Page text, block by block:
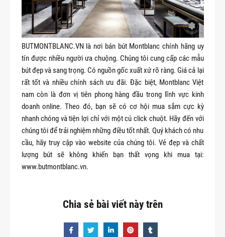
BUTMONTBLANC.VN là nơi bán bút Montblanc chính hãng uy
tín được nhiều người ưa chuộng. Chúng tôi cung cấp các mẫu
bút đẹp và sang trọng. Có nguồn gốc xuất xứ rõ ràng. Giá cả lại
rất tốt và nhiều chính sách ưu đãi. Đặc biệt, Montblanc Việt
nam còn là đơn vị tiên phong hàng đầu trong lĩnh vực kinh
doanh online. Theo đó, bạn sẽ có cơ hội mua sắm cực kỳ
nhanh chóng và tiện lợi chỉ với một cú click chuột. Hãy đến với
chúng tôi để trải nghiệm những điều tốt nhất. Quý khách có nhu
cầu, hãy truy cập vào website của chúng tôi. Vẻ đẹp và chất
lượng bút sẽ không khiến bạn thất vọng khi mua tại:
www.butmontblanc.vn.
Chia sẻ bài viết này trên